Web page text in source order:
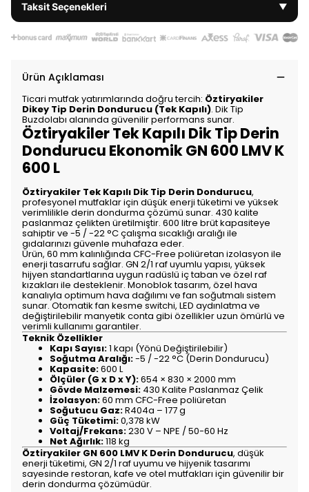
Taksit Seçenekleri ▼
Ürün Açıklaması
Ticari mutfak yatırımlarında doğru tercih: Öztiryakiler
Dikey Tip Derin Dondurucu (Tek Kapılı). Dik Tip
Buzdolabı alanında güvenilir performans sunar.
Öztiryakiler Tek Kapılı Dik Tip Derin
Dondurucu Ekonomik GN 600 LMV K
600 L
Öztiryakiler Tek Kapılı Dik Tip Derin Dondurucu,
profesyonel mutfaklar için düşük enerji tüketimi ve yüksek
verimlilikle derin dondurma çözümü sunar. 430 kalite
paslanmaz çelikten üretilmiştir. 600 litre brüt kapasiteye
sahiptir ve -5 / -22 °C çalışma sıcaklığı aralığı ile
gıdalarınızı güvenle muhafaza eder.
Ürün, 60 mm kalınlığında CFC-Free poliüretan izolasyon ile
enerji tasarrufu sağlar. GN 2/1 raf uyumlu yapısı, yüksek
hijyen standartlarına uygun radüslü iç taban ve özel raf
kızakları ile desteklenir. Monoblok tasarım, özel hava
kanalıyla optimum hava dağılımı ve fan soğutmalı sistem
sunar. Otomatik fan kesme switchi, LED aydınlatma ve
değiştirilebilir manyetik conta gibi özellikler uzun ömürlü ve
verimli kullanımı garantiler.
Teknik Özellikler
Kapı Sayısı:1 kapı (Yönü Değiştirilebilir)
Soğutma Aralığı:-5 / -22 °C (Derin Dondurucu)
Kapasite:600 L
Ölçüler (G x D x Y):654 × 830 × 2000 mm
Gövde Malzemesi: 430 Kalite Paslanmaz Çelik
İzolasyon:60 mm CFC-Free poliüretan
Soğutucu Gaz:R404a – 177 g
Güç Tüketimi:0,378 kW
Voltaj/Frekans:230 V – NPE / 50-60 Hz
Net Ağırlık:118 kg
Öztiryakiler GN 600 LMV K Derin Dondurucu, düşük
enerji tüketimi, GN 2/1 raf uyumu ve hijyenik tasarımı
sayesinde restoran, kafe ve otel mutfakları için güvenilir bir
derin dondurma çözümüdür.